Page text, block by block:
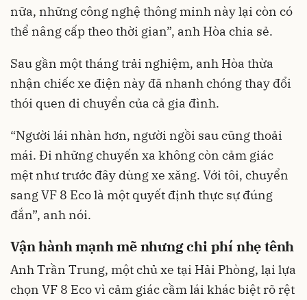
nữa, những công nghệ thông minh này lại còn có
thể nâng cấp theo thời gian”, anh Hòa chia sẻ.
Sau gần một tháng trải nghiệm, anh Hòa thừa
nhận chiếc xe điện này đã nhanh chóng thay đổi
thói quen di chuyển của cả gia đình.
“Người lái nhàn hơn, người ngồi sau cũng thoải
mái. Đi những chuyến xa không còn cảm giác
mệt như trước đây dùng xe xăng. Với tôi, chuyển
sang VF 8 Eco là một quyết định thực sự đúng
đắn”, anh nói.
Vận hành mạnh mẽ nhưng chi phí nhẹ tênh
Anh Trần Trung, một chủ xe tại Hải Phòng, lại lựa
chọn VF 8 Eco vì cảm giác cầm lái khác biệt rõ rệt